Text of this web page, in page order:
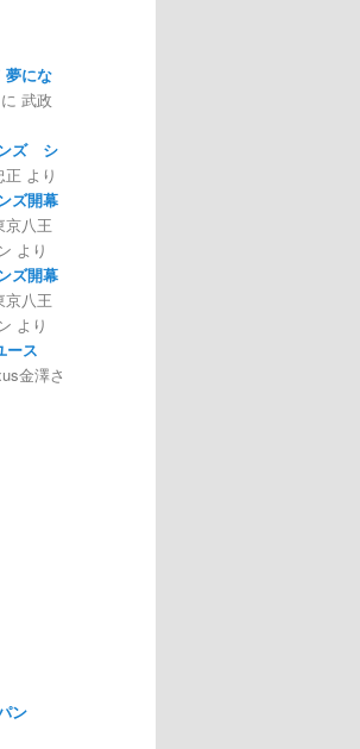
夢にな
に 武政
ンズ シ
正 より
ズ開幕
京八王
より
ズ開幕
京八王
より
ース
金澤さ
ン